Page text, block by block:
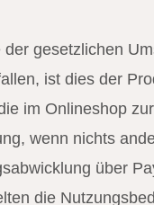
gesetzlichen
ist dies der
im Onlineshop
wenn nichts
über
die